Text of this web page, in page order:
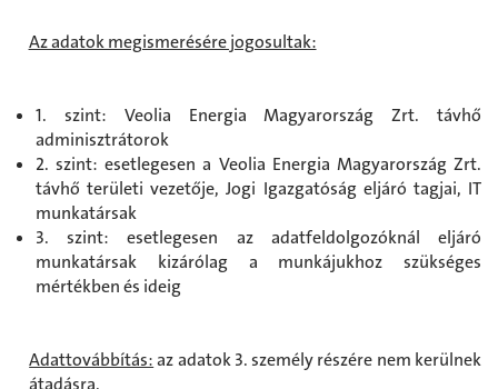
Az adatok megismerésére jogosultak:
1. szint: Veolia Energia Magyarország Zrt. távhő
adminisztrátorok
2. szint: esetlegesen a Veolia Energia Magyarország Zrt.
távhő területi vezetője, Jogi Igazgatóság eljáró tagjai, IT
munkatársak
3. szint: esetlegesen az adatfeldolgozóknál eljáró
munkatársak kizárólag a munkájukhoz szükséges
mértékben és ideig
Adattovábbítás:az adatok 3. személy részére nem kerülnek
átadásra.